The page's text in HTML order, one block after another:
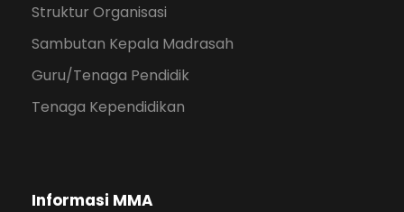
Struktur Organisasi
Sambutan Kepala Madrasah
Guru/Tenaga Pendidik
Tenaga Kependidikan
Informasi MMA